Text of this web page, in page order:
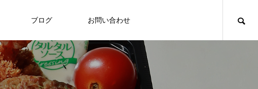
ブログ お問い合わせ
食づくり
食づくり